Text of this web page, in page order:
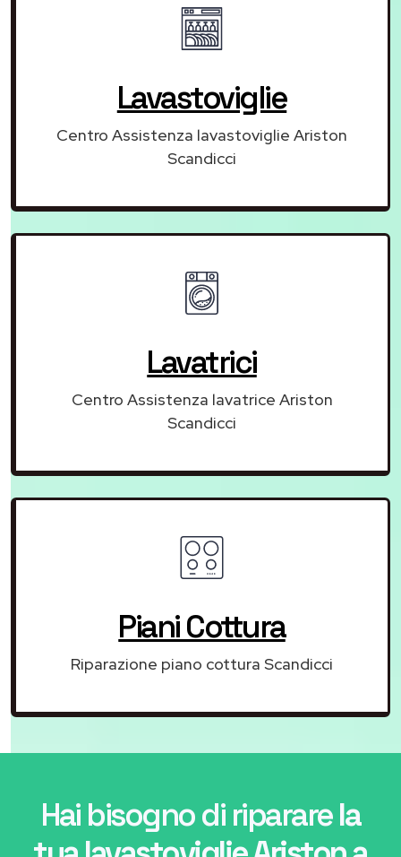
Lavastoviglie
Centro Assistenza lavastoviglie Ariston
Scandicci
Lavatrici
Centro Assistenza lavatrice Ariston
Scandicci
Piani Cottura
Riparazione piano cottura Scandicci
Hai bisogno di ripararela